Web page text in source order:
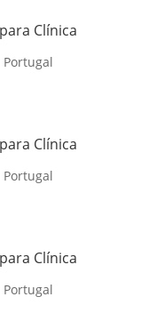
Clínica
Clínica
Clínica